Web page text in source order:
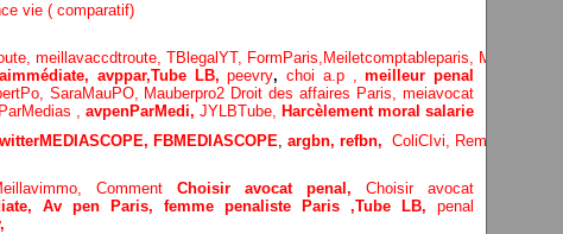
vie ( comparatif)
meillavaccdtroute, TBlegalYT, FormParis, Meiletcomptableparis,
avppar,Tube LB,peevry,choi a.p ,meilleur penal
SaraMauPO, Mauberpro2 Droit des affaires Paris,meiavocat
, avpenParMedi, JYLBTube, Harcèlement moral salarie
FBMEDIASCOPE, argbn, refbn, ColiCIvi, Remypics
Comment Choisir avocat penal, Choisir avocat
Av pen Paris, femme penaliste Paris ,Tube LB, penal